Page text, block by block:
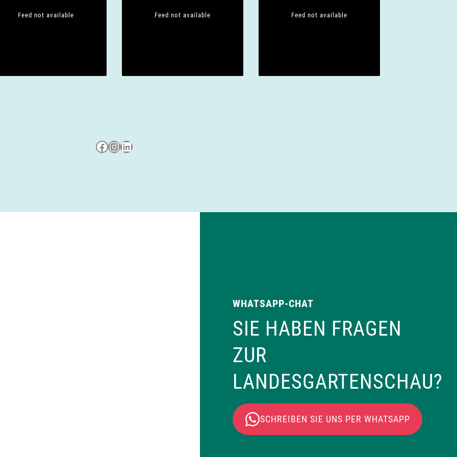
Feed not available Feed not available Feed not available
Besuche uns auf Facebook
Besuche uns auf Instagram
LinkedIn
WHATSAPP-CHAT
SIE HABEN FRAGEN
ZUR
LANDESGARTENSCHAU?
SCHREIBEN SIE UNS PER WHATSAPP